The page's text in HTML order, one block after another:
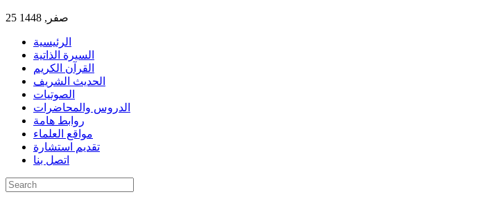
25 صفر, 1448
الرئيسية
السيرة الذاتية
القرآن الكريم
الحديث الشريف
الصوتيات
الدروس والمحاضرات
روابط هامة
مواقع العلماء
تقديم استشارة
اتصل بنا